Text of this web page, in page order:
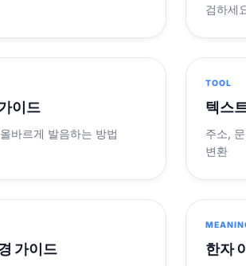
검하세
이드
바르게 발음하는 방법
TOOL
텍스
주소,
변환
가이드 한자